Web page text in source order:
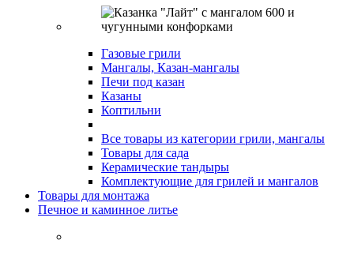
Газовые грили
Мангалы, Казан-мангалы
Печи под казан
Казаны
Коптильни
Все товары из категории грили, мангалы
Товары для сада
Керамические тандыры
Комплектующие для грилей и мангалов
Товары для монтажа
Печное и каминное литье